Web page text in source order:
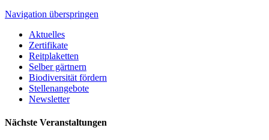
Navigation überspringen
Aktuelles
Zertifikate
Reitplaketten
Selber gärtnern
Biodiversität fördern
Stellenangebote
Newsletter
Nächste Veranstaltungen